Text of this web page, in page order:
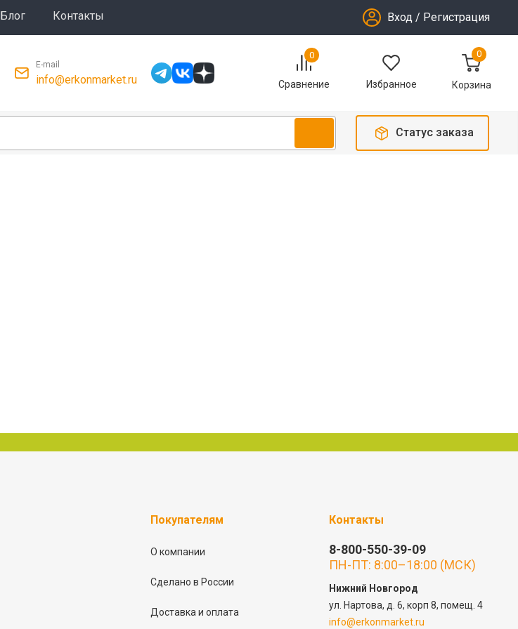
Блог Контакты Вход / Регистрация
E-mail
info@erkonmarket.ru
0
Сравнение Избранное
0
Корзина
Статус заказа
Покупателям
О компании
Сделано в России
Доставка и оплата
Контакты
8-800-550-39-09
ПН-ПТ: 8:00–18:00 (МСК)
Нижний Новгород
ул. Нартова, д. 6, корп 8, помещ. 4
info@erkonmarket.ru